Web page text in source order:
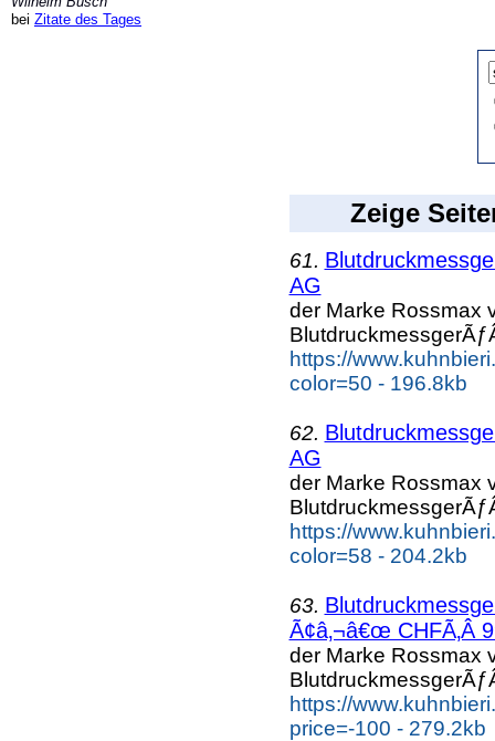
bei Zitate des Tages
Zeige
61.
AG
der Marke Rossmax
https://
color=50 - 196.8kb
62.
AG
der Marke Rossmax
https://
color=58 - 204.2kb
63.
Ã¢â‚¬â€œ CHFÃ‚Â
der Marke Rossmax
https://
price=-100 - 279.2kb